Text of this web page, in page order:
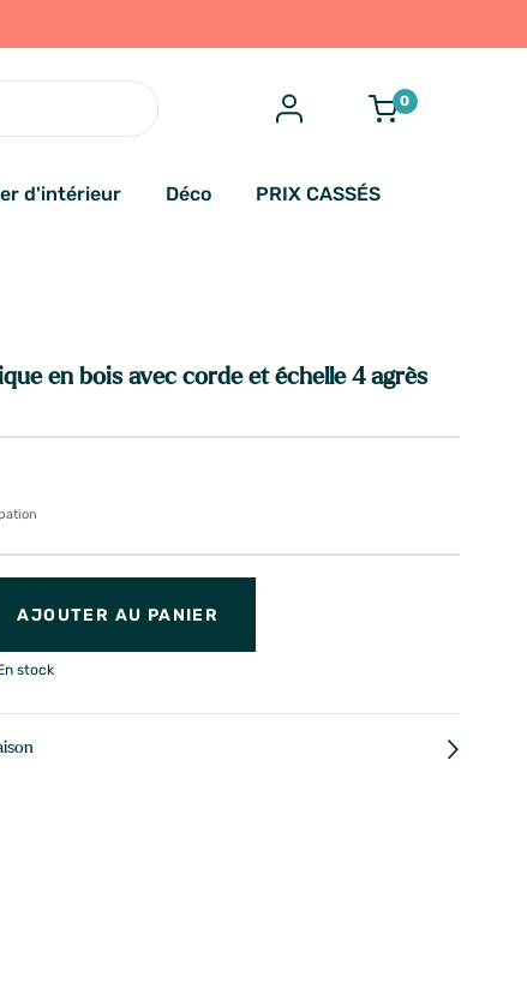
0
d'intérieur Déco PRIX CASSÉS
en bois avec corde et échelle 4 agrès
AJOUTER AU PANIER
stock